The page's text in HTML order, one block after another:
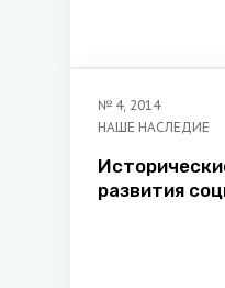
№ 4, 2014
НАШЕ НАСЛЕДИЕ
развития